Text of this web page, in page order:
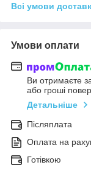
Всі умови
Умови оплати
Ви отримаєте
або гроші
Детальніше
Післяплата
Оплата на
Готівкою